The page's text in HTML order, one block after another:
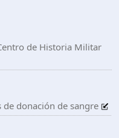
de Historia Militar
donación de sangre